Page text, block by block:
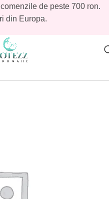
de peste 700 ron.
din Europa.
baieti/Seturi mot baieti